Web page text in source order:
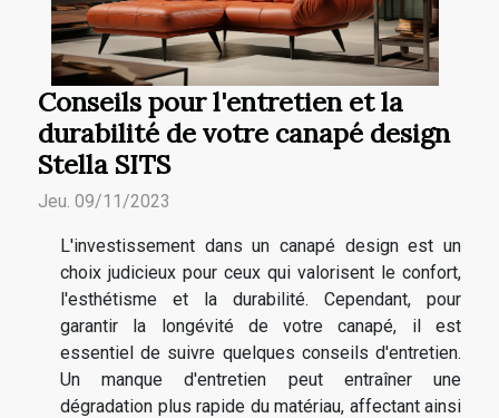
Conseils pour l'entretien et la
durabilité de votre canapé design
Stella SITS
Jeu. 09/11/2023
L'investissement dans un canapé design est un
choix judicieux pour ceux qui valorisent le confort,
l'esthétisme et la durabilité. Cependant, pour
garantir la longévité de votre canapé, il est
essentiel de suivre quelques conseils d'entretien.
Un manque d'entretien peut entraîner une
dégradation plus rapide du matériau, affectant ainsi